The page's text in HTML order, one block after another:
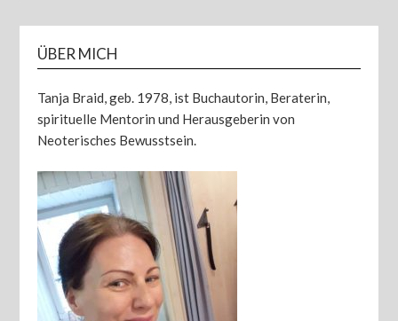
ÜBER MICH
Tanja Braid, geb. 1978, ist Buchautorin, Beraterin,
spirituelle Mentorin und Herausgeberin von
Neoterisches Bewusstsein.